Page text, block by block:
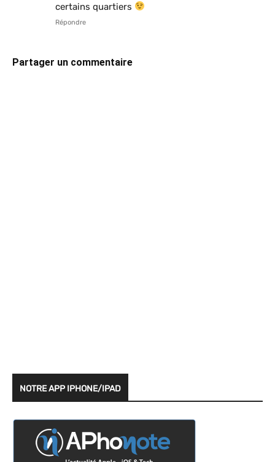
certains quartiers
Répondre
Partager un commentaire
NOTRE APP IPHONE/IPAD